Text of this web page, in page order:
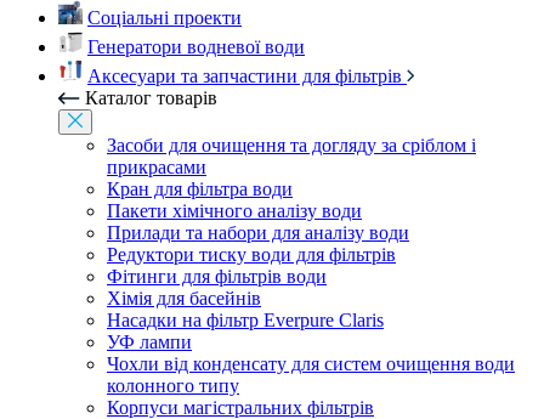
Соціальні проекти
Генератори водневої води
Аксесуари та запчастини для фільтрів
Каталог товарів
Засоби для очищення та догляду за сріблом і
прикрасами
Кран для фільтра води
Пакети хімічного аналізу води
Прилади та набори для аналізу води
Редуктори тиску води для фільтрів
Фітинги для фільтрів води
Хімія для басейнів
Насадки на фільтр Everpure Claris
УФ лампи
Чохли від конденсату для систем очищення води
колонного типу
Корпуси магістральних фільтрів